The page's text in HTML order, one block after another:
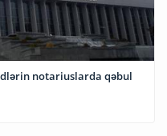
notariuslarda qəbul